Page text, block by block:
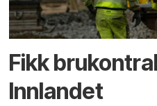
Fikk
Innlandet